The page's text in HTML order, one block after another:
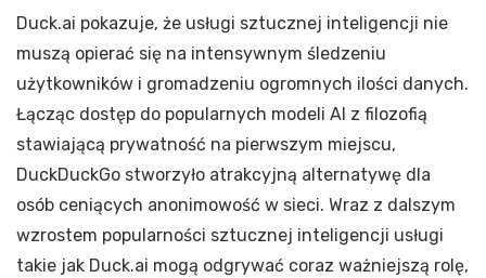
Duck.ai pokazuje, że usługi sztucznej inteligencji nie
muszą opierać się na intensywnym śledzeniu
użytkowników i gromadzeniu ogromnych ilości danych.
Łącząc dostęp do popularnych modeli AI z filozofią
stawiającą prywatność na pierwszym miejscu,
DuckDuckGo stworzyło atrakcyjną alternatywę dla
osób ceniących anonimowość w sieci. Wraz z dalszym
wzrostem popularności sztucznej inteligencji usługi
takie jak Duck.ai mogą odgrywać coraz ważniejszą rolę,